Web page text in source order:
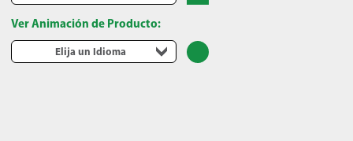
Ver Animación de Producto:
Elija un Idioma